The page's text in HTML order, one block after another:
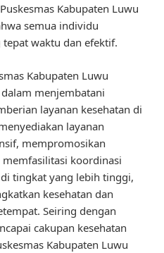
Kabupaten Luwu
semua individu
waktu dan efektif.
Kabupaten Luwu
menjembatani
layanan kesehatan di
layanan
mempromosikan
koordinasi
tingkat yang lebih tinggi,
kesehatan dan
Seiring dengan
cakupan kesehatan
Kabupaten Luwu